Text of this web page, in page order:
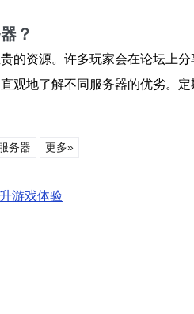
？
的资源。许多玩家会在论坛上
观地了解不同服务器的优劣。
务器 更多»
游戏体验